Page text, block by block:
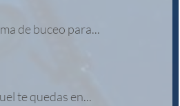
de buceo para...
te quedas en...